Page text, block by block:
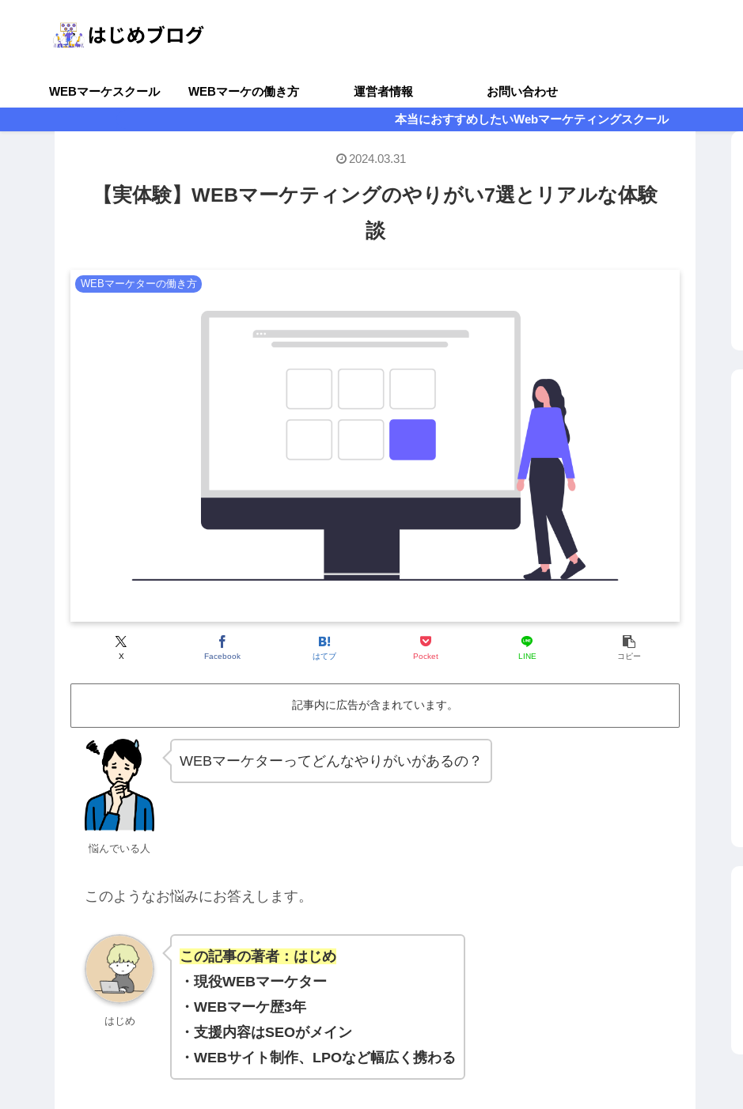
WEBマーケスクール WEBマーケの働き方 運営者情報 お問い合わせ
本当におすすめしたいWebマーケティングスクール
【実体験】WEBマーケティングのやりがい7選とリアルな体験
談
WEBマーケターの働き方
X Facebook はてブ Pocket LINE コピー
2024.03.31
記事内に広告が含まれています。
悩んでいる人
WEBマーケターってどんなやりがいがあるの？
このようなお悩みにお答えします。
はじめ
この記事の著者：はじめ
・現役WEBマーケター
・WEBマーケ歴3年
・支援内容はSEOがメイン
・WEBサイト制作、LPOなど幅広く携わる